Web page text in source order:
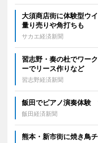
大須商店街に体験型ウ
量り売りや角打ちも
サカエ経済新聞
習志野・奏の杜でワー
ーでリース作りなど
習志野経済新聞
飯田でピアノ演奏体験
飯田経済新聞
熊本・新市街に焼き鳥